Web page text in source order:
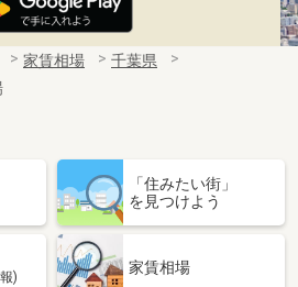
家賃相場
千葉県
「住みたい街」
を見つけよう
)
家賃相場